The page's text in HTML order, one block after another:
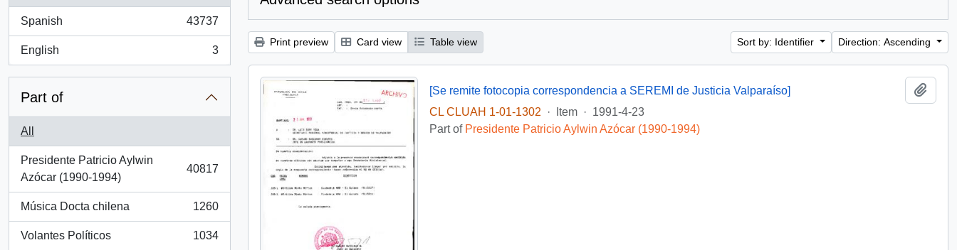
Spanish
, 43737 results
43737
English
, 3 results
3
Part of
All
Presidente Patricio Aylwin
Azócar (1990-1994)
, 40817 results
40817
Música Docta chilena
, 1260 results
1260
Volantes Políticos
, 1034 results
1034
Print preview Card view Table view Sort by: Identifier Direction: Ascending
[Se remite fotocopia correspondencia a SEREMI de Justicia Valparaíso]
CL CLUAH 1-01-1302
· Item · 1991-4-23
Part of Presidente Patricio Aylwin Azócar (1990-1994)